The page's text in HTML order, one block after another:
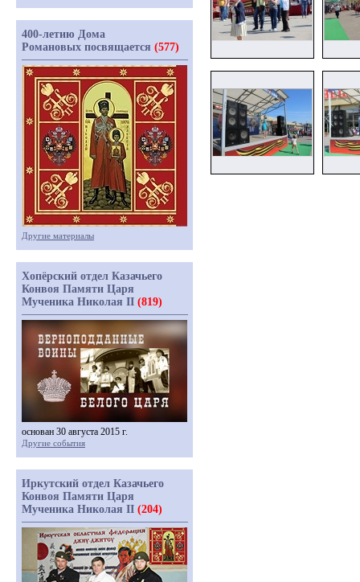
400-летию Дома
Романовых посвящается (577)
Другие материалы
Хопёрский отдел Казачьего
Конвоя Памяти Царя
Мученика Николая II (819)
основан 30 августа 2015 г.
Другие события
Иркутский отдел Казачьего
Конвоя Памяти Царя
Мученика Николая II (204)